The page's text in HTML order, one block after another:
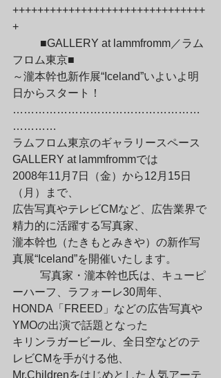
+++++++++++++++++++++++++++++++
+
フロム東京■
～瀧本幹也新作展“Iceland”いよいよ明
日からスタート！
……………………………………………
…………
ラムフロム東京のギャラリースペース
GALLERY at lammfrommでは
2008年11月7日（金）から12月15日
（月）まで、
広告写真やテレビCMなど、広告業界で
精力的に活躍する写真家、
瀧本幹也（たきもとみきや）の新作写
真展“Iceland”を開催いたします。
ーハーフ、ラフォーレ30周年、
HONDA「FREED」などの広告写真や
YMOの出演で話題となった
キリンラガービール、全日空などのテ
レビCMを手がける他、
Mr.Childrenをはじめとした人気アーテ